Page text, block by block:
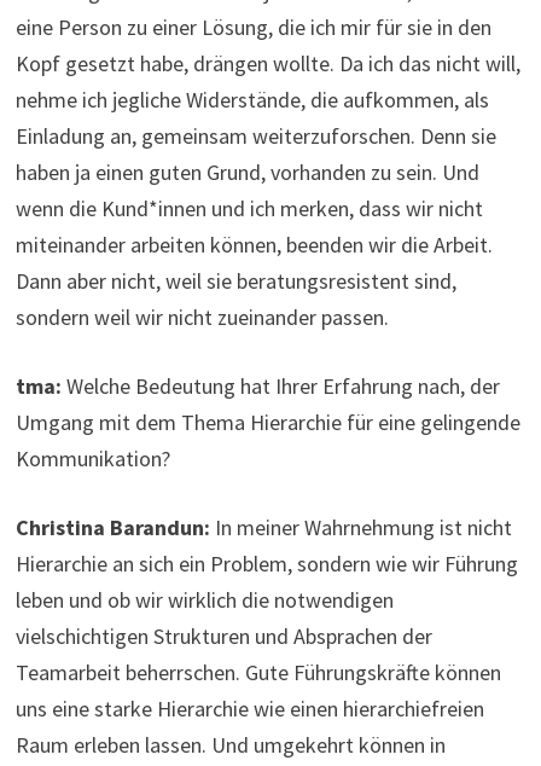
eine Person zu einer Lösung, die ich mir für sie in den
Kopf gesetzt habe, drängen wollte. Da ich das nicht will,
nehme ich jegliche Widerstände, die aufkommen, als
Einladung an, gemeinsam weiterzuforschen. Denn sie
haben ja einen guten Grund, vorhanden zu sein. Und
wenn die Kund*innen und ich merken, dass wir nicht
miteinander arbeiten können, beenden wir die Arbeit.
Dann aber nicht, weil sie beratungsresistent sind,
sondern weil wir nicht zueinander passen.
tma:Welche Bedeutung hat Ihrer Erfahrung nach, der
Umgang mit dem Thema Hierarchie für eine gelingende
Kommunikation?
Christina Barandun: In meiner Wahrnehmung ist nicht
Hierarchie an sich ein Problem, sondern wie wir Führung
leben und ob wir wirklich die notwendigen
vielschichtigen Strukturen und Absprachen der
Teamarbeit beherrschen. Gute Führungskräfte können
uns eine starke Hierarchie wie einen hierarchiefreien
Raum erleben lassen. Und umgekehrt können in